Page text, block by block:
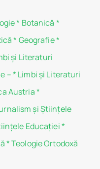
* Botanică *
* Geografie*
și Literaturi
–* Limbi și Literaturi
Austria*
şi Ştiinţele
Educaţiei*
*Teologie Ortodoxă